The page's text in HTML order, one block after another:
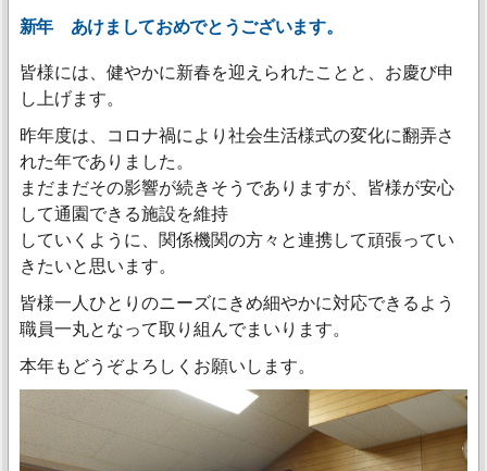
新年 あけましておめでとうございます。
皆様には、健やかに新春を迎えられたことと、お慶び申
し上げます。
昨年度は、コロナ禍により社会生活様式の変化に翻弄さ
れた年でありました。
まだまだその影響が続きそうでありますが、皆様が安心
して通園できる施設を維持
していくように、関係機関の方々と連携して頑張ってい
きたいと思います。
皆様一人ひとりのニーズにきめ細やかに対応できるよう
職員一丸となって取り組んでまいります。
本年もどうぞよろしくお願いします。